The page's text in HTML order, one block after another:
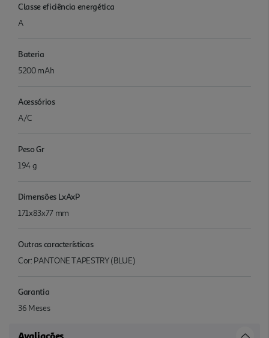
Classe eficiência energética
A
Bateria
5200 mAh
Acessórios
A/C
Peso Gr
194 g
Dimensões LxAxP
171x83x77 mm
Outras características
Cor: PANTONE TAPESTRY (BLUE)
Garantia
36 Meses
Avaliações